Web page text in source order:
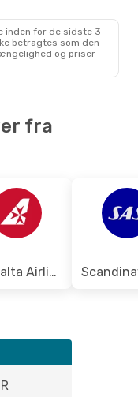
inden for de sidste 3
betragtes som den
og priser
fra
KM Malta Airlines